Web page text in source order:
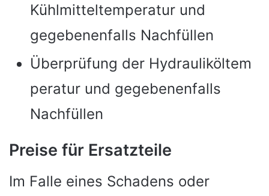
Kühlmitteltemperatur und
gegebenenfalls Nachfüllen
Überprüfung der Hydrauliköltem
peratur und gegebenenfalls
Nachfüllen
Preise für Ersatzteile
Im Falle eines Schadens oder